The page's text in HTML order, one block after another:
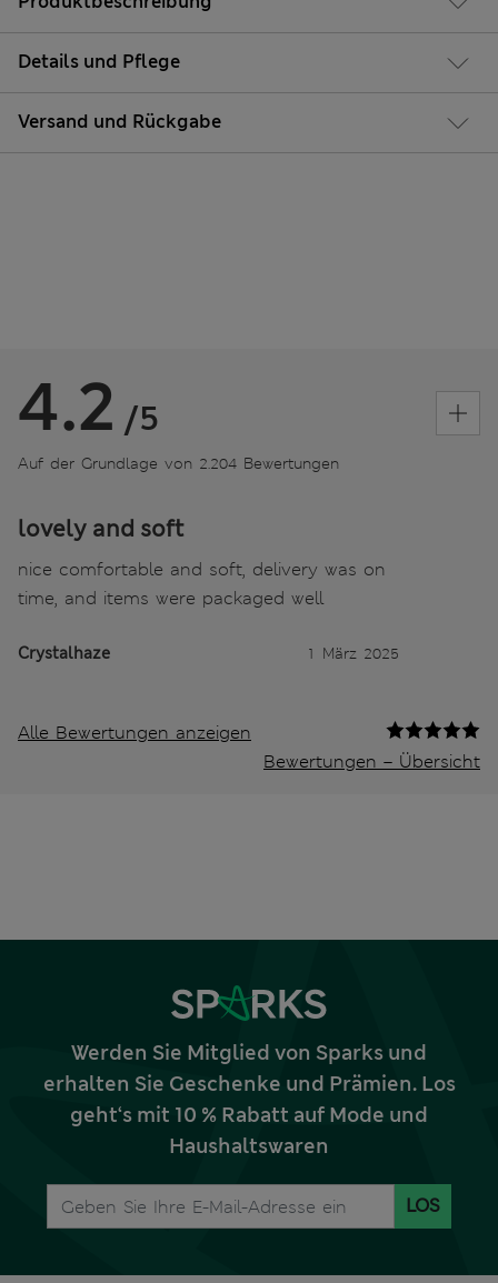
Details und Pflege
Versand und Rückgabe
4.2 /5
Auf der Grundlage von 2.204 Bewertungen
lovely and soft
nice comfortable and soft, delivery was on
time, and items were packaged well
Crystalhaze 1 März 2025
Alle Bewertungen anzeigen
Bewertungen – Übersicht
Werden Sie Mitglied von Sparks und
erhalten Sie Geschenke und Prämien. Los
geht‘s mit 10 % Rabatt auf Mode und
Haushaltswaren
LOS